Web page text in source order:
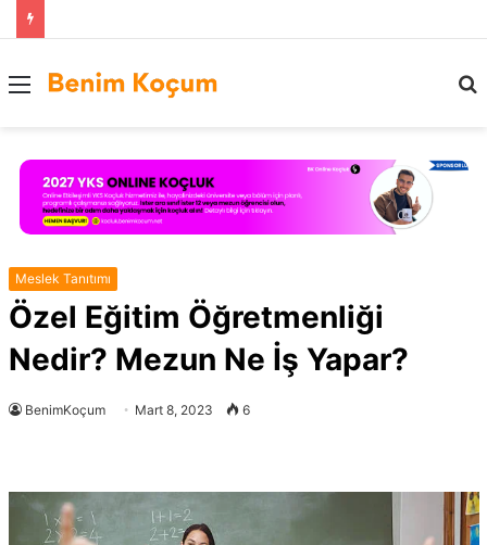
Menü
Meslek Tanıtımı
Özel Eğitim Öğretmenliği
Nedir? Mezun Ne İş Yapar?
BenimKoçum Mart 8, 2023 6